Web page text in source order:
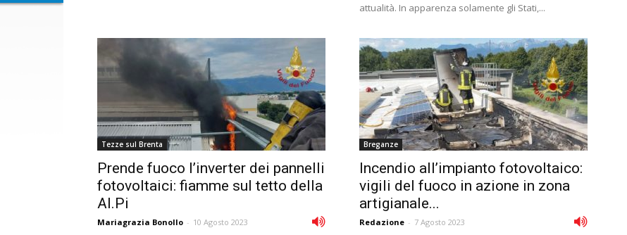
attualità. In apparenza solamente gli Stati,...
Tezze sul Brenta
Prende fuoco l’inverter dei pannelli
fotovoltaici: fiamme sul tetto della
Al.Pi
Mariagrazia Bonollo - 10 Agosto 2023
Breganze
Incendio all’impianto fotovoltaico:
vigili del fuoco in azione in zona
artigianale...
Redazione - 7 Agosto 2023